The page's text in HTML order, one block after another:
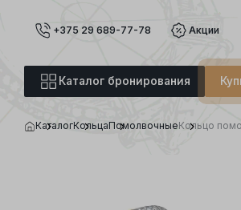
+375 29 689-77-78 Акции
Каталог бронирования
КаталогКольцаПомолвочныеКольцо